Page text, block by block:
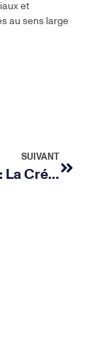
et
au sens large
SUIVANT
Parution : La Créativité En Situations – Théories Et Applications